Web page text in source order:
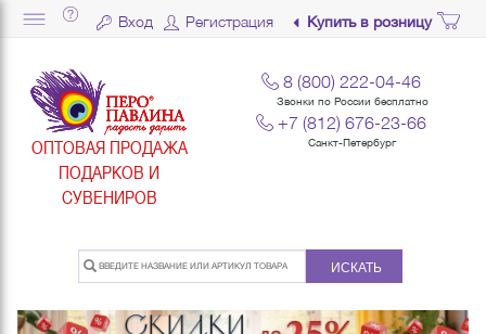
Вход Регистрация Купить в розницу
ОПТОВАЯ ПРОДАЖА
ПОДАРКОВ И
СУВЕНИРОВ
8 (800) 222-04-46
Звонки по России бесплатно
+7 (812) 676-23-66
Санкт-Петербург
ИСКАТЬ